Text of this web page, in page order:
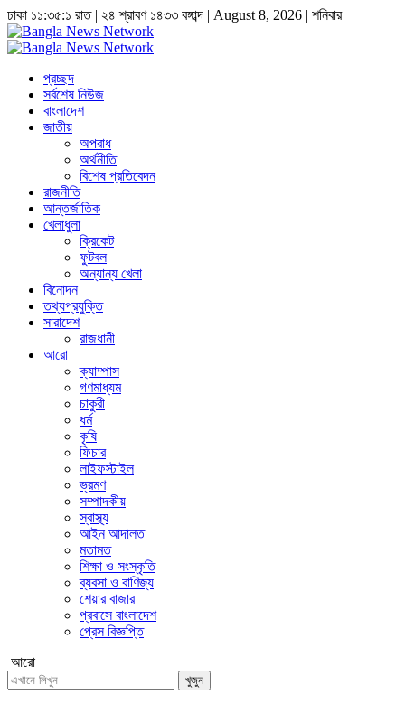
ঢাকা ১১:৩৫:১ রাত| ২৪ শ্রাবণ ১৪৩৩ বঙ্গাব্দ | August 8, 2026 | শনিবার
প্রচ্ছদ
সর্বশেষ নিউজ
বাংলাদেশ
জাতীয়
অপরাধ
অর্থনীতি
বিশেষ প্রতিবেদন
রাজনীতি
আন্তর্জাতিক
খেলাধুলা
ক্রিকেট
ফুটবল
অন্যান্য খেলা
বিনোদন
তথ্যপ্রযুক্তি
সারাদেশ
রাজধানী
আরো
ক্যাম্পাস
গণমাধ্যম
চাকুরী
ধর্ম
কৃষি
ফিচার
লাইফস্টাইল
ভ্রমণ
সম্পাদকীয়
স্বাস্থ্য
আইন আদালত
মতামত
শিক্ষা ও সংস্কৃতি
ব্যবসা ও বাণিজ্য
শেয়ার বাজার
প্রবাসে বাংলাদেশ
প্রেস বিজ্ঞপ্তি
আরো
খুজুন